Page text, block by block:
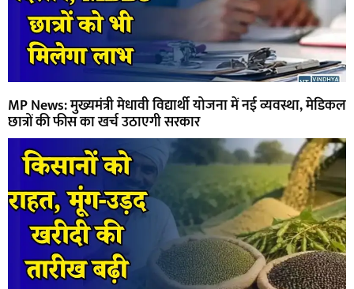
MP News: मुख्यमंत्री मेधावी विद्यार्थी योजना में नई व्यवस्था, मेडिकल
छात्रों की फीस का खर्च उठाएगी सरकार